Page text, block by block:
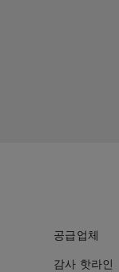
공급업체
감사 핫라인